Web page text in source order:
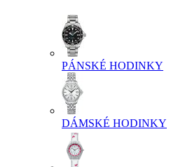
PÁNSKÉ HODINKY
DÁMSKÉ HODINKY